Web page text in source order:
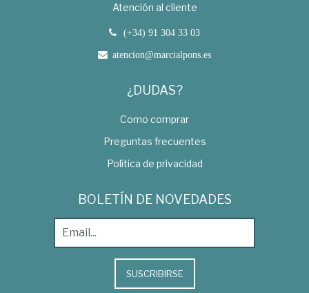
Atención al cliente
(+34) 91 304 33 03
atencion@marcialpons.es
¿DUDAS?
Como comprar
Preguntas frecuentes
Política de privacidad
BOLETÍN DE NOVEDADES
SUSCRIBIRSE